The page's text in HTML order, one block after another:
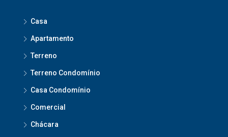
Casa
Apartamento
Terreno
Terreno Condomínio
Casa Condomínio
Comercial
Chácara